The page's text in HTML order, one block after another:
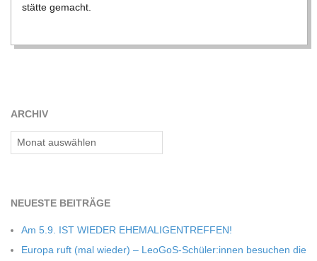
stätte gemacht.
ARCHIV
Archiv
NEU­ESTE BEITRÄGE
Am 5.9. IST WIEDER EHEMALIGENTREFFEN!
Europa ruft (mal wie­der) – LeoGoS-Schüler:innen besu­chen die